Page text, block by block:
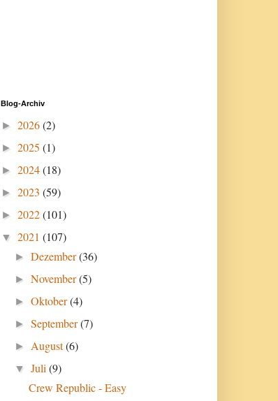
Blog-Archiv
► 2026(2)
► 2025 (1)
► 2024(18)
► 2023 (59)
► 2022(101)
▼ 2021 (107)
►Dezember(36)
►November(5)
►Oktober(4)
►September(7)
► August(6)
▼Juli(9)
Crew Republic - Easy